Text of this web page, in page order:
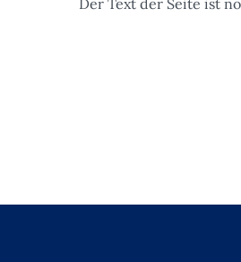
Der Text der Seite ist